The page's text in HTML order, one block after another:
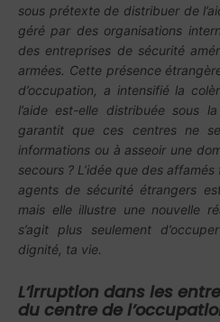
sous prétexte de distribuer de
géré par des organisations
des entreprises de sécurité
armées. Cette présence
d’occupation, a intensifié la
l’aide est-elle distribuée sous
garantit que ces centres ne
informations ou à asseoir une
secours ? L’idée que des
agents de sécurité étrangers
mais elle illustre une nouvelle
s’agit plus seulement
dignité, ta vie.
L’irruption dans les
du centre de